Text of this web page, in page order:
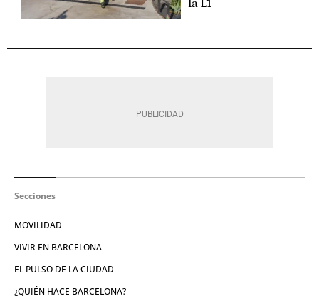
la L1
Secciones
MOVILIDAD
VIVIR EN BARCELONA
EL PULSO DE LA CIUDAD
¿QUIÉN HACE BARCELONA?